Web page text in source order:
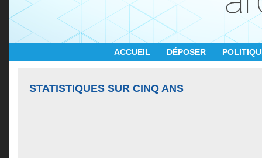
ACCUEIL DÉPOSER
STATISTIQUES SUR CINQ ANS